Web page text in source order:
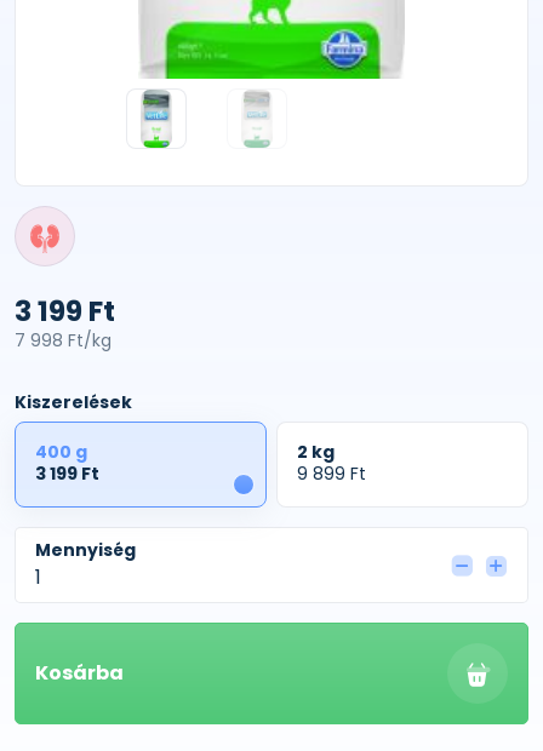
3 199 Ft
7 998 Ft/kg
Kiszerelések
1
400 g
3 199 Ft
2 kg
9 899 Ft
Mennyiség
Kosárba